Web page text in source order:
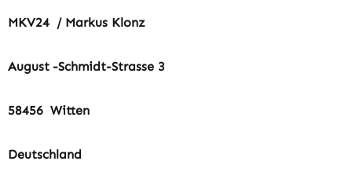
MKV24 / Markus Klonz
August -Schmidt-Strasse 3
58456 Witten
Deutschland